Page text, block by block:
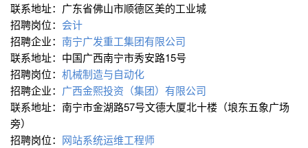
联系地址：广东省佛山市顺德区美的工业城
招聘岗位： 会计
招聘企业： 南宁广发重工集团有限公司
联系地址：中国广西南宁市秀安路15号
招聘岗位： 机械制造与自动化
招聘企业： 广西金熙投资（集团）有限公司
联系地址：南宁市金湖路57号文德大厦北十楼（埌东五象广场
旁）
招聘岗位： 网站系统运维工程师